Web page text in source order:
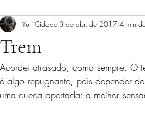
Trem
Yuri Cidade 3 de abr. de 2017 4 min
Acordei atrasado, como sempre. O
é algo repugnante, pois depender
uma cueca apertada: a melhor